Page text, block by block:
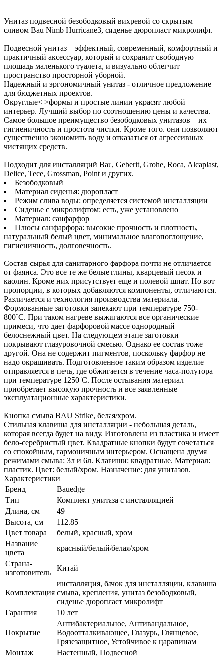
Унитаз подвесной безободковый вихревой со скрытым
сливом Bau Nimb Hurricane3, сиденье дюропласт микролифт.
Подвесной унитаз – эффектный, современный, комфортный и
практичный аксессуар, который и сохранит свободную
площадь маленького туалета, и визуально облегчит
пространство просторной уборной.
Надежный и эргономичный унитаз - отличное предложение
для бюджетных проектов.
Округлые< >формы и простые линии украсят любой
интерьер. Лучший выбор по соотношению цены и качества.
Самое большое преимущество безободковых унитазов – их
гигиеничность и простота чистки. Кроме того, они позволяют
существенно экономить воду и отказаться от агрессивных
чистящих средств.
Подходит для инсталляций Bau, Geberit, Grohe, Roca, Alcaplast,
Delice, Tece, Grossman, Point и других.
Безободковый
Материал сиденья: дюропласт
Режим слива воды: определяется системой инсталляции
Сиденье с микролифтом: есть, уже установлено
Материал: санфарфор
Плюсы санфарфора: высокие прочность и плотность,
натуральный белый цвет, минимальное влагопоглощение,
гигиеничность, долговечность.
Состав сырья для санитарного фарфора почти не отличается
от фаянса. Это все те же белые глины, кварцевый песок и
каолин. Кроме них присутствует еще и полевой шпат. Но вот
пропорции, в которых добавляются компоненты, отличаются.
Различается и технология производства материала.
Формованные заготовки запекают при температуре 750-
800˚С. При таком нагреве выжигаются все органические
примеси, что дает фарфоровой массе однородный
белоснежный цвет. На следующем этапе заготовки
покрывают глазуровочной смесью. Однако ее состав тоже
другой. Она не содержит пигментов, поскольку фарфор не
надо окрашивать. Подготовленное таким образом изделие
отправляется в печь, где обжигается в течение часа-полутора
при температуре 1250˚С. После остывания материал
приобретает высокую прочность и все заявленные
эксплуатационные характеристики.
Кнопка смыва BAU Strike, белая/хром.
Стильная клавиша для инсталляции - небольшая деталь,
которая всегда будет на виду. Изготовлена из пластика и имеет
бело-серебристый цвет. Квадратные кнопки будут сочетаться
со спокойным, гармоничным интерьером. Оснащена двумя
режимами смыва: 3л и 6л. Клавиши: квадратные. Материал:
пластик. Цвет: белый/хром. Назначение: для унитазов.
Характеристики
Бренд
Bauedge
Тип
Комплект унитаза c инсталляцией
Длина, см
49
Высота, см
112.85
Цвет товара
белый, красный, хром
Название
цвета
красный/белый/белая/хром
Страна-
изготовитель
Китай
Комплектация
инсталляция, бачок для инсталляции, клавиша
смыва, крепления, унитаз безободковый,
сиденье дюропласт микролифт
Гарантия
10 лет
Покрытие
Антибактериальное, Антивандальное,
Водоотталкивающее, Глазурь, Глянцевое,
Грязезащитное, Устойчивое к царапинам
Монтаж
Настенный, Подвесной